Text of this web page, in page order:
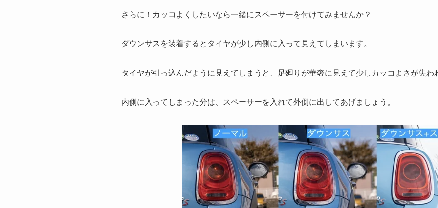
さらに！カッコよくしたいなら一緒にスペーサーを付けてみませんか？
ダウンサスを装着するとタイヤが少し内側に入って見えてしまいます。
タイヤが引っ込んだように見えてしまうと、足廻りが華奢に見えて少しカッコよさが失
内側に入ってしまった分は、スペーサーを入れて外側に出してあげましょう。